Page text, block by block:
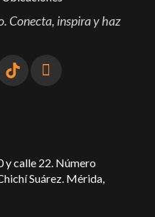
Conecta, inspira y haz
y calle 22. Número
Suárez. Mérida,